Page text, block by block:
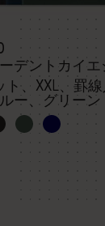
デントカイ
ト、XXL、罫
ー、グリーン